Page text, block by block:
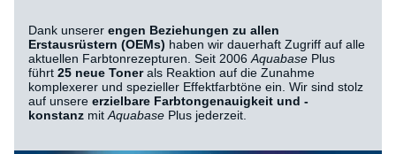
Dank unserer engen Beziehungen zu allen
Erstausrüstern (OEMs) haben wir dauerhaft Zugriff auf alle
aktuellen Farbtonrezepturen. Seit 2006 Aquabase Plus
führt 25 neue Tonerals Reaktion auf die Zunahme
komplexerer und spezieller Effektfarbtöne ein. Wir sind stolz
auf unsere erzielbare Farbtongenauigkeit und -
konstanz mit Aquabase Plus jederzeit.